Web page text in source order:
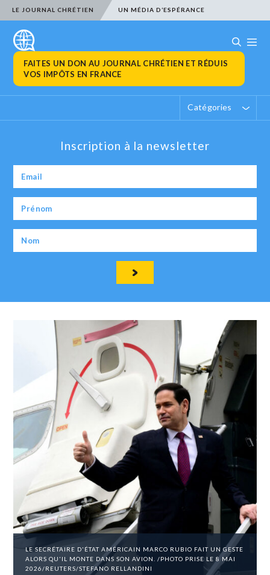
LE JOURNAL CHRÉTIEN UN MÉDIA D’ESPÉRANCE
FAITES UN DON AU JOURNAL CHRÉTIEN ET RÉDUIS
VOS IMPÔTS EN FRANCE
Catégories
Inscription à la newsletter
LE SECRÉTAIRE D'ÉTAT AMÉRICAIN MARCO RUBIO FAIT UN GESTE
ALORS QU'IL MONTE DANS SON AVION. /PHOTO PRISE LE 8 MAI
2026/REUTERS/STEFANO RELLANDINI